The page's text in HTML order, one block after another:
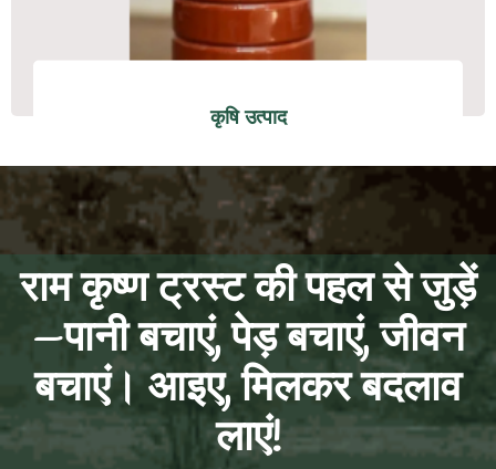
कृषि उत्पाद
राम कृष्ण ट्रस्ट की पहल से जुड़ें
—पानी बचाएं, पेड़ बचाएं, जीवन
बचाएं। आइए, मिलकर बदलाव
लाएं!